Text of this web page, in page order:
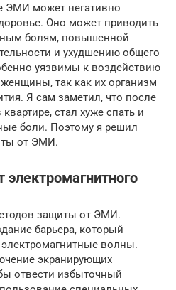
ЭМИ может негативно
Оно может приводить
болям, повышенной
и ухудшению общего
уязвимы к воздействию
так как их организм
Я сам заметил, что после
стал хуже спать и
боли. Поэтому я решил
от ЭМИ.
защиты от ЭМИ.
барьера, который
волны.
экранирующих
отвести избыточный